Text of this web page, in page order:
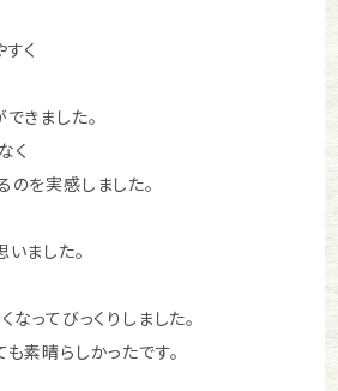
く
きました。
く
を実感しました。
ました。
なってびっくりしました。
素晴らしかったです。